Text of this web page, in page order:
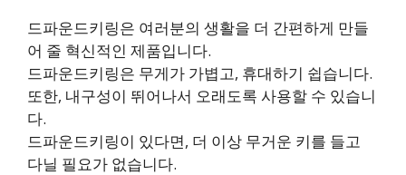
드파운드키링은 여러분의 생활을 더 간편하게 만들
어 줄 혁신적인 제품입니다.
드파운드키링은 무게가 가볍고, 휴대하기 쉽습니다.
또한, 내구성이 뛰어나서 오래도록 사용할 수 있습니
다.
드파운드키링이 있다면, 더 이상 무거운 키를 들고
다닐 필요가 없습니다.